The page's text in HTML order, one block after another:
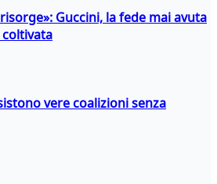
Guccini, la fede mai avuta
vere coalizioni senza